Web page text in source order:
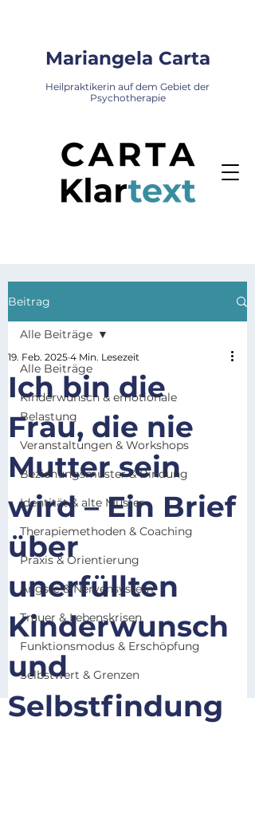
Mariangela Carta
Heilpraktikerin auf dem Gebiet der
Psychotherapie
Beitrag
Alle Beiträge
Kinderwunsch & emotionale
Belastung
Veranstaltungen & Workshops
Beziehungsmuster & Bindung
Identität & alte Muster
Therapiemethoden & Coaching
Praxis & Orientierung
Ängste & Nervensystem
Trauer & Lebenskrisen
Funktionsmodus & Erschöpfung
Selbstwert & Grenzen
Alle Beiträge
Ich bin die
Frau, die nie
Mutter sein
wird – Ein Brief
über
unerfüllten
Kinderwunsch
und
Selbstfindung
19. Feb. 2025 4 Min. Lesezeit